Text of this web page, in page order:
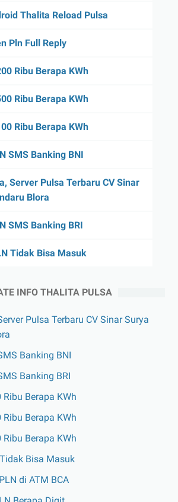
Thalita Reload Pulsa
Pln Full Reply
Ribu Berapa KWh
Ribu Berapa KWh
Ribu Berapa KWh
SMS Banking BNI
Server Pulsa Terbaru CV Sinar
Blora
SMS Banking BRI
Tidak Bisa Masuk
INFO THALITA PULSA
Pulsa Terbaru CV Sinar Surya
Banking BNI
Banking BRI
Berapa KWh
Berapa KWh
Berapa KWh
Bisa Masuk
di ATM BCA